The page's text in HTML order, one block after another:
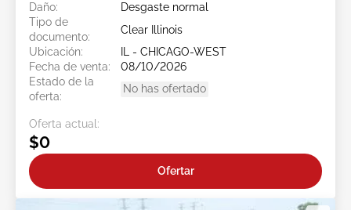
Daño:
Desgaste normal
Tipo de
documento:
Clear Illinois
Ubicación:
IL - CHICAGO-WEST
Fecha de venta:
08/10/2026
Estado de la
oferta:
No has ofertado
Oferta actual:
$0
Ofertar